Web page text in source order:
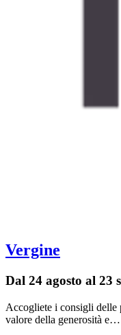
Vergine
Dal 24 agosto al 23
Accogliete i consigli delle
valore della generosità e…